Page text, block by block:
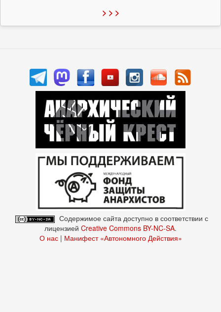
> > >
Содержимое сайта доступно в соответствии с
лицензией Creative Commons BY-NC-SA.
О нас| Манифест «Автономного Действия»